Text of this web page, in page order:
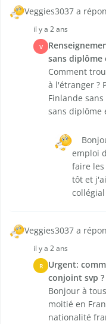
Veggies3037 a
il y a 2 ans
V
sans diplôme
Comment
à l'étranger ?
Finlande
sans diplôme
emploi
faire
tôt et
Veggies3037 a
il y a 2 ans
R
Urgent:
conjoint svp ?
Bonjour à
moitié en
nationalité